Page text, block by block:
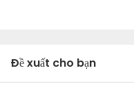
Đề xuất cho bạn